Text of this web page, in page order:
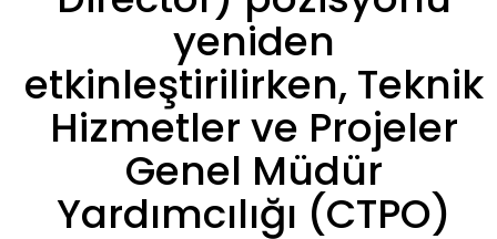
yeniden
etkinleştirilirken, Teknik
Hizmetler ve Projeler
Genel Müdür
Yardımcılığı (CTPO)